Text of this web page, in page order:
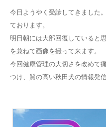
今日ようやく受診してきました
ております。
明日朝には大部回復していると
を兼ねて画像を撮って来ます。
今回健康管理の大切さを改めて
つけ、質の高い秋田犬の情報発
お役立ちコラム
お問い合わせ